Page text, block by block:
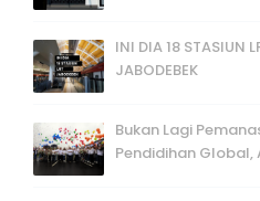
INI DIA 18 STASIUN
JABODEBEK
Bukan Lagi
Pendidihan Global,